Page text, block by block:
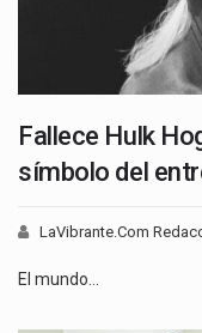
Fallece Hulk
símbolo del
LaVibrante.Com
El mundo…